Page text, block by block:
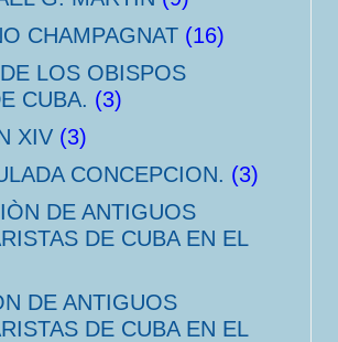
CHAMPAGNAT (16)
LOS OBISPOS
CUBA. (3)
XIV (3)
CONCEPCION. (3)
DE ANTIGUOS
DE CUBA EN EL
DE ANTIGUOS
DE CUBA EN EL